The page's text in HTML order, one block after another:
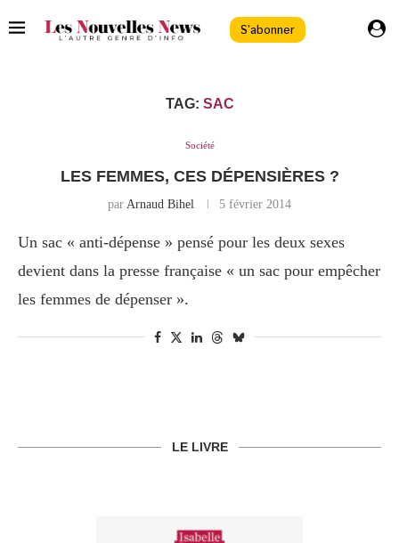
S'abonner
TAG: SAC
Société
LES FEMMES, CES DÉPENSIÈRES ?
par Arnaud Bihel 5 février 2014
Un sac « anti-dépense » pensé pour les deux sexes
devient dans la presse française « un sac pour empêcher
les femmes de dépenser ».
LE LIVRE